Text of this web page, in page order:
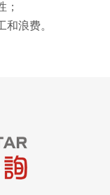
；
浪费。